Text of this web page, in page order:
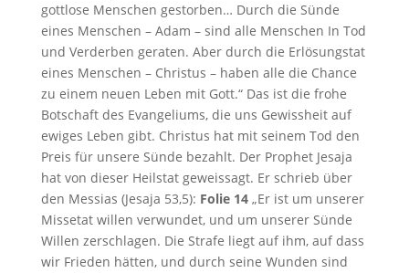
gottlose Menschen gestorben… Durch die Sünde
eines Menschen – Adam – sind alle Menschen In Tod
und Verderben geraten. Aber durch die Erlösungstat
eines Menschen – Christus – haben alle die Chance
zu einem neuen Leben mit Gott.“ Das ist die frohe
Botschaft des Evangeliums, die uns Gewissheit auf
ewiges Leben gibt. Christus hat mit seinem Tod den
Preis für unsere Sünde bezahlt. Der Prophet Jesaja
hat von dieser Heilstat geweissagt. Er schrieb über
den Messias (Jesaja 53,5): Folie 14„Er ist um unserer
Missetat willen verwundet, und um unserer Sünde
Willen zerschlagen. Die Strafe liegt auf ihm, auf dass
wir Frieden hätten, und durch seine Wunden sind